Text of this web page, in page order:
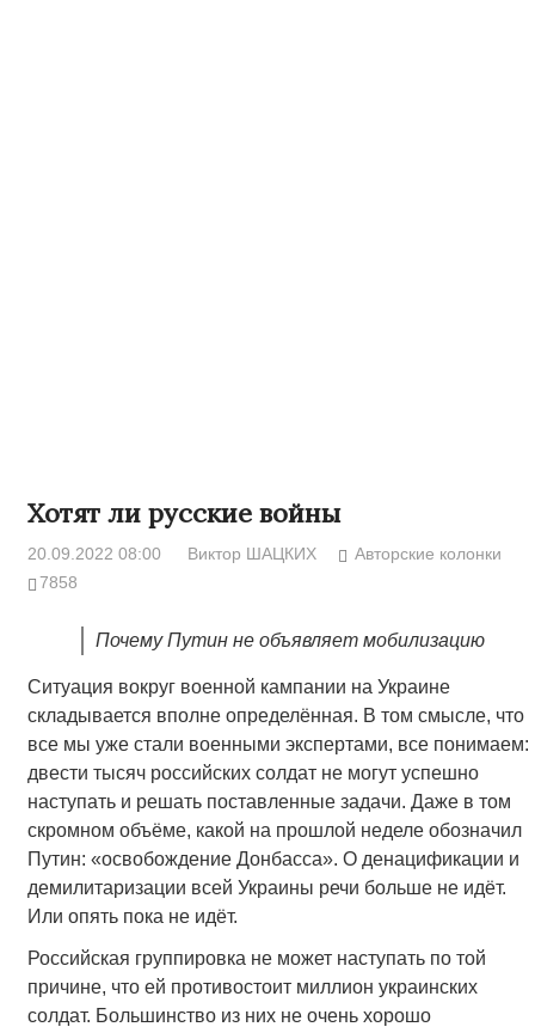
Хотят ли русские войны
20.09.2022 08:00 Виктор ШАЦКИХ
Авторские колонки
7858
Почему Путин не объявляет мобилизацию
Ситуация вокруг военной кампании на Украине
складывается вполне определённая. В том смысле, что
все мы уже стали военными экспертами, все понимаем:
двести тысяч российских солдат не могут успешно
наступать и решать поставленные задачи. Даже в том
скромном объёме, какой на прошлой неделе обозначил
Путин: «освобождение Донбасса». О денацификации и
демилитаризации всей Украины речи больше не идёт.
Или опять пока не идёт.
Российская группировка не может наступать по той
причине, что ей противостоит миллион украинских
солдат. Большинство из них не очень хорошо